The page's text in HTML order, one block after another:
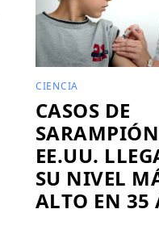
CIENCIA
CASOS DE
EE.UU.
SU NIVEL
ALTO EN 35